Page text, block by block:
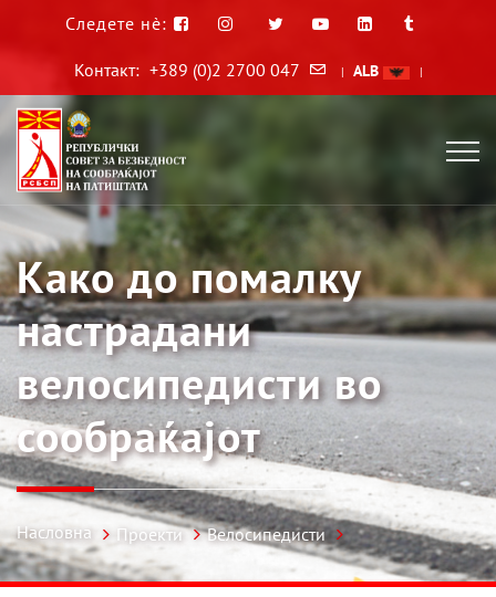
Следете нè:
Контакт: +389 (0)2 2700 047 | ALB |
Како до помалку
настрадани
велосипедисти во
сообраќајот
Насловна Проекти Велосипедисти